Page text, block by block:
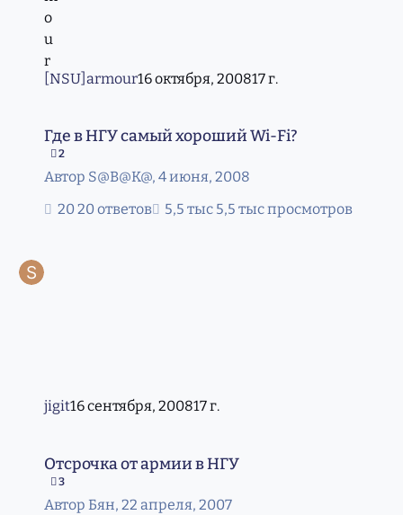
[NSU]armour16 октября, 200817 г.
Где в НГУ самый хороший Wi-Fi?
2
Автор S@B@K@, 4 июня, 2008
20 ответов
5,5 тыс просмотров
jigit16 сентября, 200817 г.
Отсрочка от армии в НГУ
3
Автор Бян, 22 апреля, 2007